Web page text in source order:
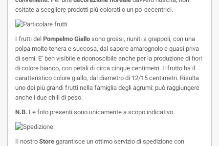
esitate a scegliere prodotti più colorati o un po’ eccentrici.
I frutti del Pompelmo Giallo sono grossi, riuniti a grappoli, con una
polpa molto tenera e succosa, dal sapore amarognolo e quasi priva
di semi. E’ ben visibile e riconoscibile anche per la produzione di fiori
di colore bianco, con petali di circa cinque centimetri. Il frutto ha il
caratteristico colore giallo, dal diametro di 12/15 centimetri. Risulta
uno dei più grandi frutti nella famiglia degli agrumi: può raggiungere
anche i due chili di peso.
N.B. Le foto presenti sono unicamente a scopo indicativo.
Il nostro Store garantisce un ottimo servizio di spedizione con